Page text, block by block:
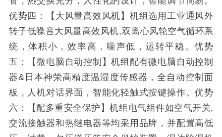
优势四：【大风量高效风机】机组选用工业通风外
转子低噪音大风量高效风机,双离心风轮空气循环系
统，体积小，效率高，噪声低，运转平稳。优势
五：【微电脑自动控制】机组配有微电脑自动控制
器&日本神荣高精度温湿度传感器，全自动控制面
板，人机对话界面，智能化轻触式按键操作。优势
六：【配多重安全保护】机组电气组件如空气开关,
交流接触器和热继电器等均采用品牌，并配置高低